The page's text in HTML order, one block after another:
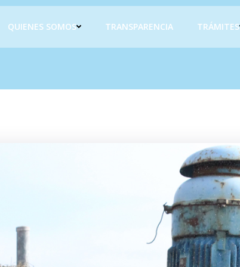
QUIENES SOMOS TRANSPARENCIA TRÁMITES